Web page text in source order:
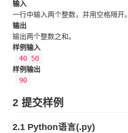
输入
一行中输入两个整数，并用空格隔开。
输出
输出两个整数之和。
样例输入
40 50
样例输出
90
2 提交样例
2.1 Python语言(.py)